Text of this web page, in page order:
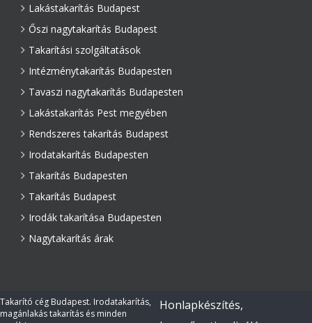
Lakástakarítás Budapest
Őszi nagytakarítás Budapest
Takarítási szolgáltatások
Intézménytakarítás Budapesten
Tavaszi nagytakarítás Budapesten
Lakástakarítás Pest megyében
Rendszeres takarítás Budapest
Irodatakarítás Budapesten
Takarítás Budapesten
Takarítás Budapest
Irodák takarítása Budapesten
Nagytakarítás árak
Takarító cég Budapest. Irodatakarítás,
magánlakás takarítás és minden
Honlapkészítés,